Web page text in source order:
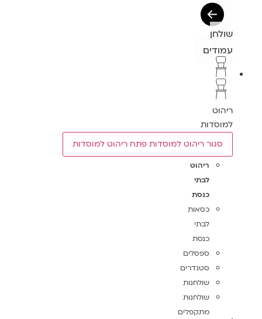
שולחן
עמודים
ריהוט
למוסדות
סגור ריהוט למוסדות פתח ריהוט למוסדות
ריהוט
לבתי
כנסת
כסאות
לבתי
כנסת
ספסלים
סטנדרים
שולחנות
שולחנות
מתקפלים